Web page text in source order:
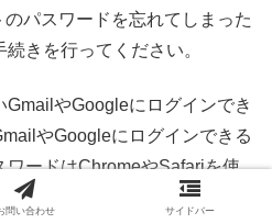
パスワードを忘れてしまった
きを行ってください。
やGoogleにログインでき
やGoogleにログインできる
ードはChromeやSafariを使
くことを強くオススメします。
問い合わせ サイドバー